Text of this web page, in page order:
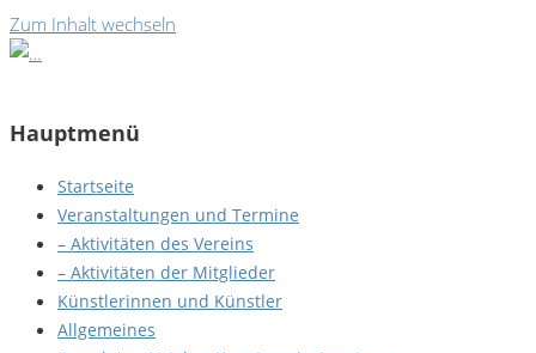
Zum Inhalt wechseln
Hauptmenü
Startseite
Veranstaltungen und Termine
– Aktivitäten des Vereins
– Aktivitäten der Mitglieder
Künstlerinnen und Künstler
Allgemeines